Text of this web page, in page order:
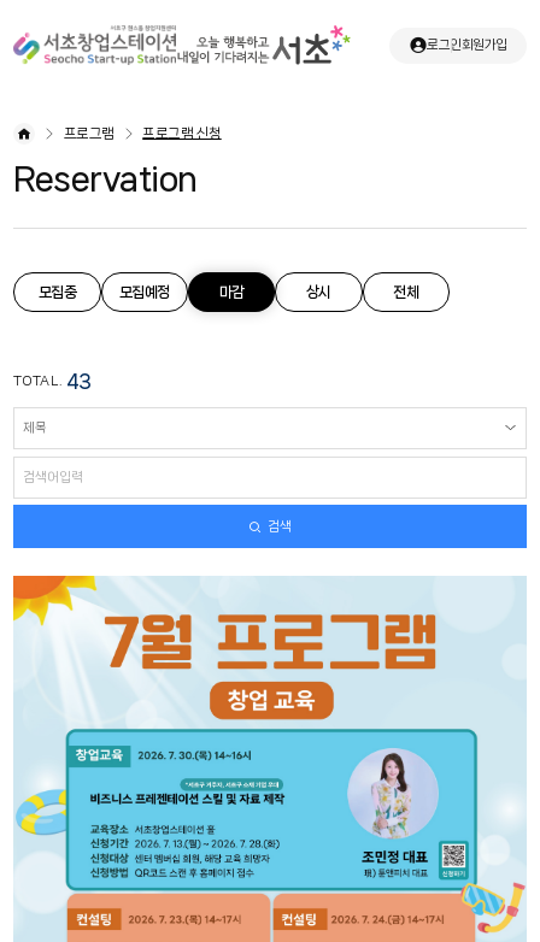
로그인회원가입
프로그램 프로그램 신청
Reservation
모집중 모집예정 마감 상시 전체
TOTAL. 43
검색